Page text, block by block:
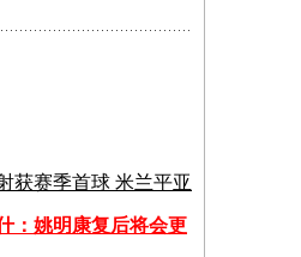
获赛季首球 米兰平亚
：姚明康复后将会更